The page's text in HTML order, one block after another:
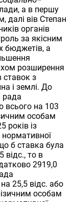
а в першу
далі вів Степан
органів
за якісним
бюджетів, а
розширення
ставок з
і землі. До
рада
всього на 103
особам
років із
нормативної
б ставка була
відс., то в
2919,0
25,5 відс. або
особам